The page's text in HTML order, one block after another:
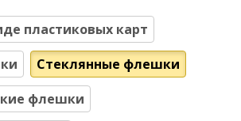
пластиковых карт
Стеклянные флешки
флешки